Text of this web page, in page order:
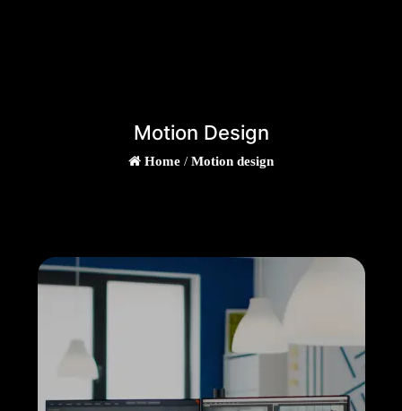
Motion Design
Home / Motion design